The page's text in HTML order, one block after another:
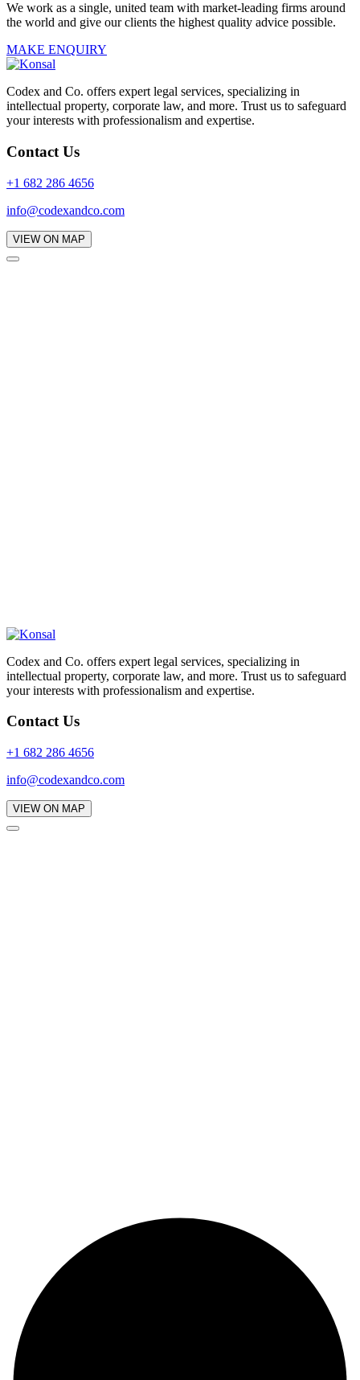
We work as a single, united team with market-leading firms around
the world and give our clients the highest quality advice possible.
MAKE ENQUIRY
Codex and Co. offers expert legal services, specializing in
intellectual property, corporate law, and more. Trust us to safeguard
your interests with professionalism and expertise.
Contact Us
+1 682 286 4656
info@codexandco.com
VIEW ON MAP
Codex and Co. offers expert legal services, specializing in
intellectual property, corporate law, and more. Trust us to safeguard
your interests with professionalism and expertise.
Contact Us
+1 682 286 4656
info@codexandco.com
VIEW ON MAP